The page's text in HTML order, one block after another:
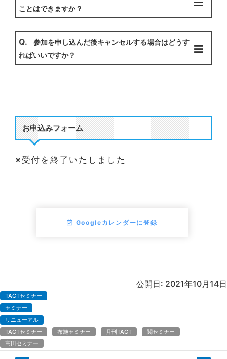
ことはできますか？
Q.
参加を申し込んだ後キャンセルする場合はどうす
ればいいですか？
お申込みフォーム
※受付を終了いたしました
Googleカレンダーに登録
公開日: 2021年10月14日
TACTセミナー
セミナー
リニューアル
TACTセミナー
布施セミナー 月刊TACT
関セミナー
高田セミナー